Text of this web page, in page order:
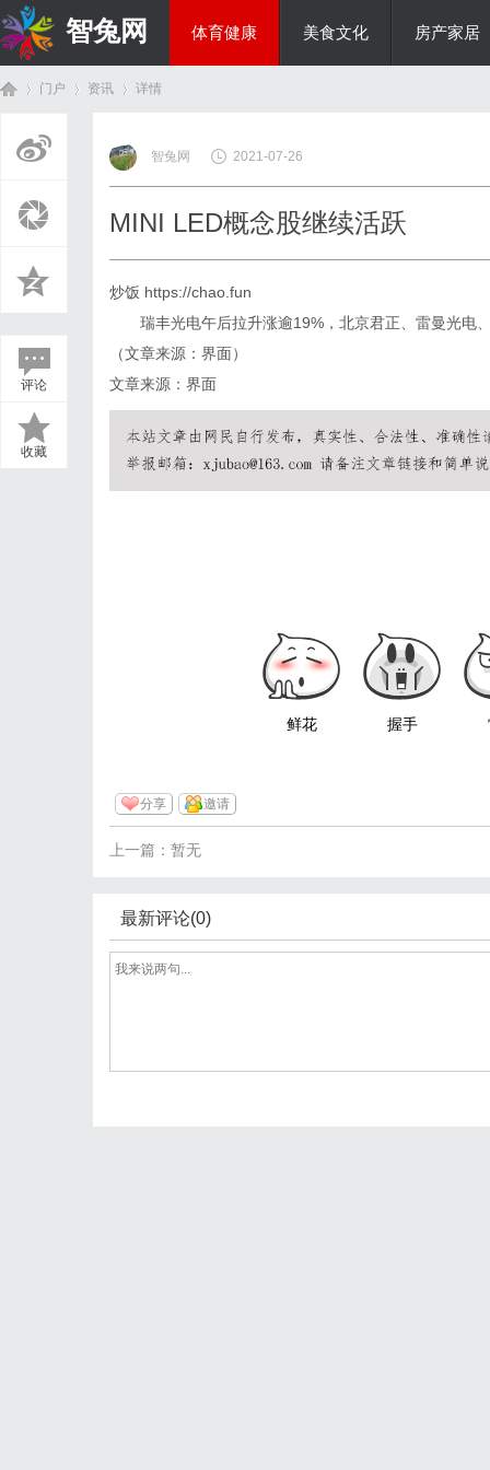
智兔网 体育健康 美食文化 房产家居
门户 资讯
›
详情
评论
收藏
智兔网 2021-07-26
MINI LED概念股继续活跃
炒饭 https://chao.fun
瑞丰光电午后拉升涨逾19%，北京君正、雷曼光电
（文章来源：界面）
文章来源：界面
鲜花 握手
分享 邀请
上一篇：暂无
最新评论(0)